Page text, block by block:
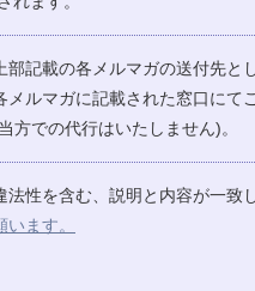
部記載の各メルマガの送付先と
メルマガに記載された窓口にて
方での代行はいたしません)。
法性を含む、説明と内容が一致
ます。